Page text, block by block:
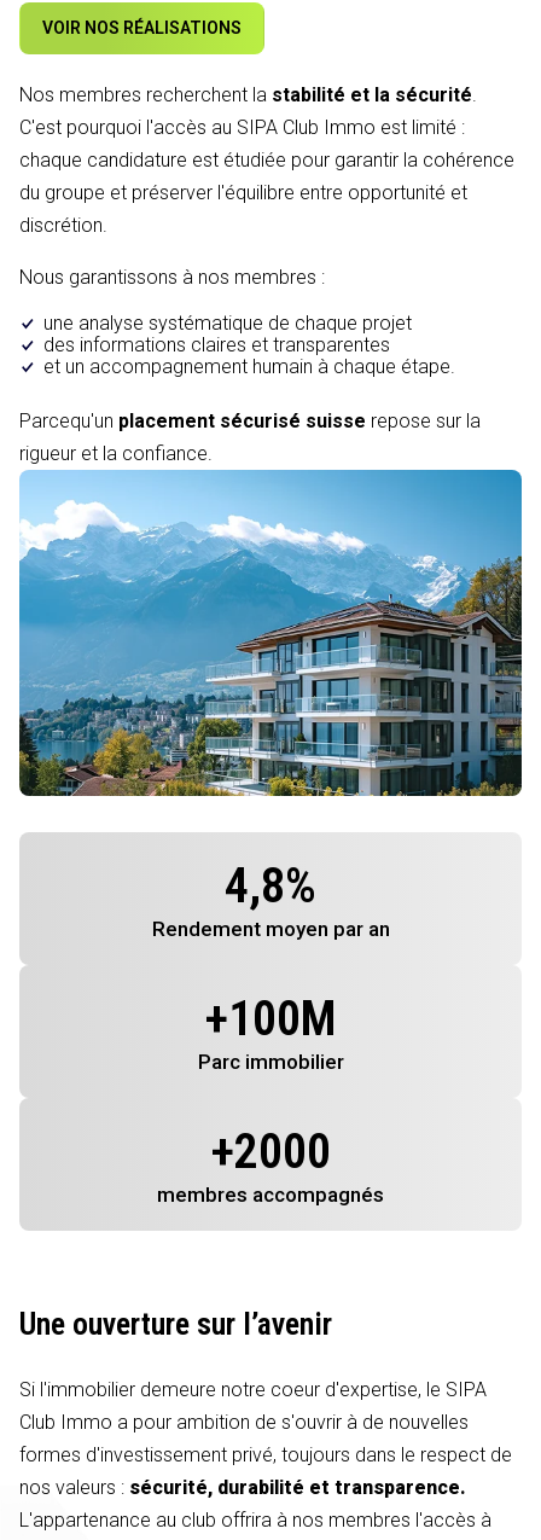
VOIR NOS RÉALISATIONS
Nos membres recherchent la stabilité et la sécurité.
C'est pourquoi l'accès au SIPA Club Immo est limité :
chaque candidature est étudiée pour garantir la cohérence
du groupe et préserver l'équilibre entre opportunité et
discrétion.
Nous garantissons à nos membres :
une analyse systématique de chaque projet
des informations claires et transparentes
et un accompagnement humain à chaque étape.
Parcequ'un placement sécurisé suisse repose sur la
rigueur et la confiance.
4,8%
Rendement moyen par an
+100M
Parc immobilier
+2000
membres accompagnés
Une ouverture sur l’avenir
Si l'immobilier demeure notre coeur d'expertise, le SIPA
Club Immo a pour ambition de s'ouvrir à de nouvelles
formes d'investissement privé, toujours dans le respect de
nos valeurs : sécurité, durabilité et transparence.
L'appartenance au club offrira à nos membres l'accès à